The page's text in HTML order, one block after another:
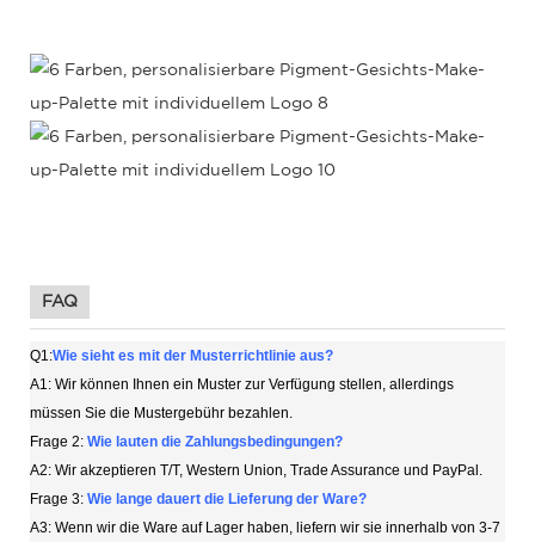
FAQ
Q1:Wie sieht es mit der Musterrichtlinie aus?
A1: Wir können Ihnen ein Muster zur Verfügung stellen, allerdings
müssen Sie die Mustergebühr bezahlen.
Frage 2: Wie lauten die Zahlungsbedingungen?
A2: Wir akzeptieren T/T, Western Union, Trade Assurance und PayPal.
Frage 3: Wie lange dauert die Lieferung der Ware?
A3: Wenn wir die Ware auf Lager haben, liefern wir sie innerhalb von 3-7